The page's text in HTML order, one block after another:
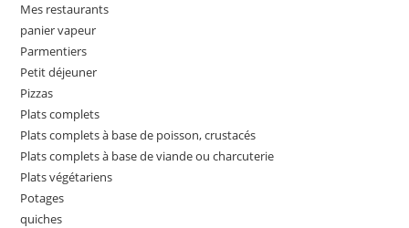
Mes restaurants
panier vapeur
Parmentiers
Petit déjeuner
Pizzas
Plats complets
Plats complets à base de poisson, crustacés
Plats complets à base de viande ou charcuterie
Plats végétariens
Potages
quiches